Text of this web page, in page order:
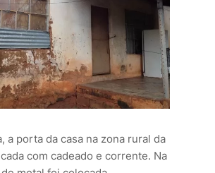
a porta da casa na zona rural da
com cadeado e corrente. Na